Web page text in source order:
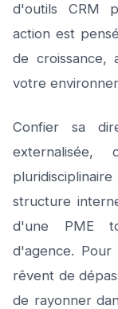
d'outils CRM
action est
de croissance,
votre
Confier sa
structure
d'une PME
d'agence. Pour
rêvent de
de rayonner